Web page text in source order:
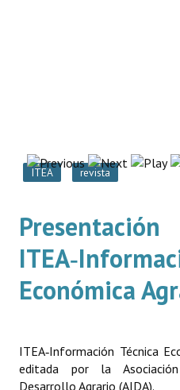
Galería de Fotos
Presentación ITEA
Leer revista ITEA
Directrices para autores/as
ITEA revista
Presentación
Económica
ITEA‑Información Técnica
editada por la
Desarrollo Agrario (AIDA).